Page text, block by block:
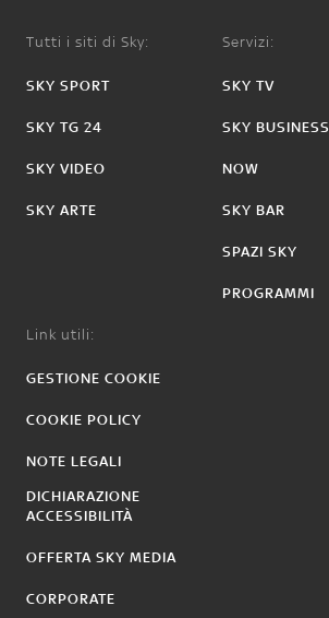
Tutti i siti di Sky:
SKY SPORT
SKY TG 24
SKY VIDEO
SKY ARTE
Servizi:
SKY TV
SKY BUSINESS
NOW
SKY BAR
SPAZI SKY
PROGRAMMI
Link utili:
GESTIONE COOKIE
COOKIE POLICY
NOTE LEGALI
DICHIARAZIONE
ACCESSIBILITÀ
OFFERTA SKY MEDIA
CORPORATE